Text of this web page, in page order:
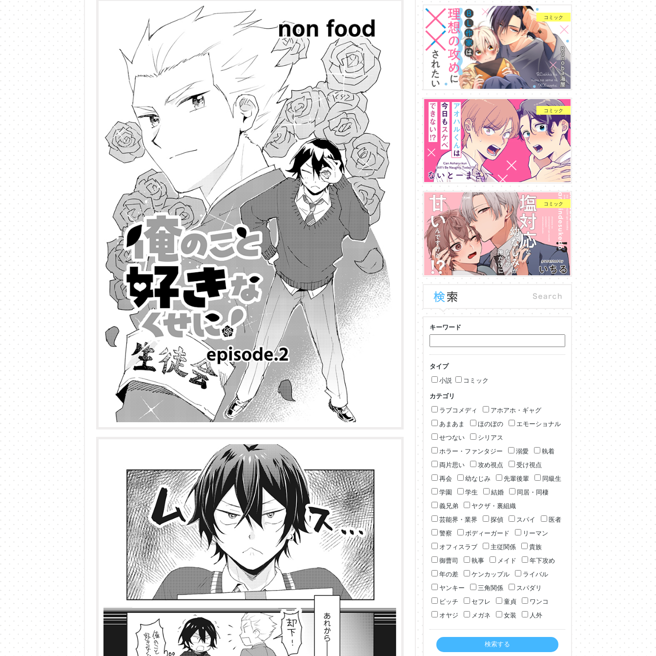
コミック
コミック
コミック
キーワード
タイプ
小説
コミック
カテゴリ
ラブコメディ
アホアホ・ギャグ
あまあま
ほのぼの
エモーショナル
せつない
シリアス
ホラー・ファンタジー
溺愛
執着
両片思い
攻め視点
受け視点
再会
幼なじみ 先輩後輩
同級生
学園
学生 結婚
同居・同棲
義兄弟
ヤクザ・裏組織
芸能界・業界
探偵 スパイ
医者
警察
ボディーガード
リーマン
オフィスラブ
主従関係
貴族
御曹司
執事 メイド
年下攻め
年の差
ケンカップル
ライバル
ヤンキー
三角関係
スパダリ
ビッチ
セフレ 童貞
ワンコ
オヤジ
メガネ 女装 人外
検索する